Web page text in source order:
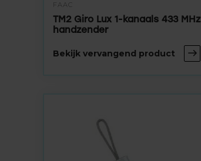
FAAC
TM2 Giro Lux 1-kanaals 433 MHz
handzender
Bekijk vervangend product